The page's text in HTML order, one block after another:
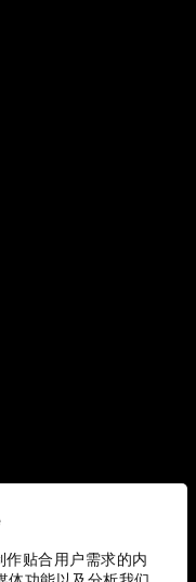
贴合用户需求的内